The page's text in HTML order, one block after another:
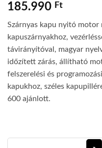
185.990 Ft
Szárnyas kapu nyitó motor
kapuszárnyakhoz,
távirányítóval, magyar
időzített zárás, állítható
felszerelési és
kapukhoz, széles
600 ajánlott.